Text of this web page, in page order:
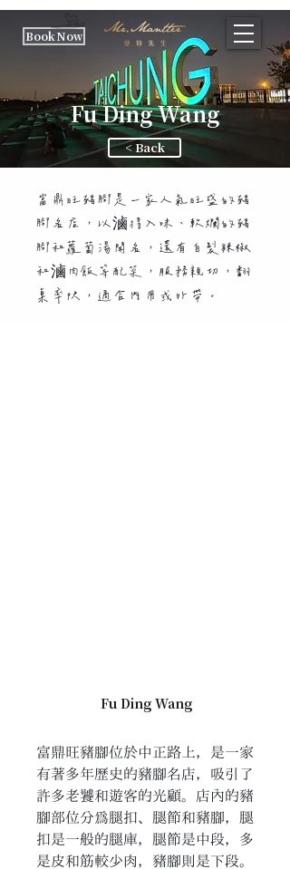
Book Now
Fu Ding Wang
< Back
富鼎旺豬腳是一家人氣旺盛的豬
腳名店，以滷得入味、軟爛的豬
腳和蘿蔔湯聞名，還有自製辣椒
和滷肉飯等配菜，服務親切，翻
桌率快，適合內用或外帶。
Fu Ding Wang
富鼎旺豬腳位於中正路上，是一家
有著多年歷史的豬腳名店，吸引了
許多老饕和遊客的光顧。店內的豬
腳部位分為腿扣、腿節和豬腳，腿
扣是一般的腿庫，腿節是中段，多
是皮和筋較少肉，豬腳則是下段。